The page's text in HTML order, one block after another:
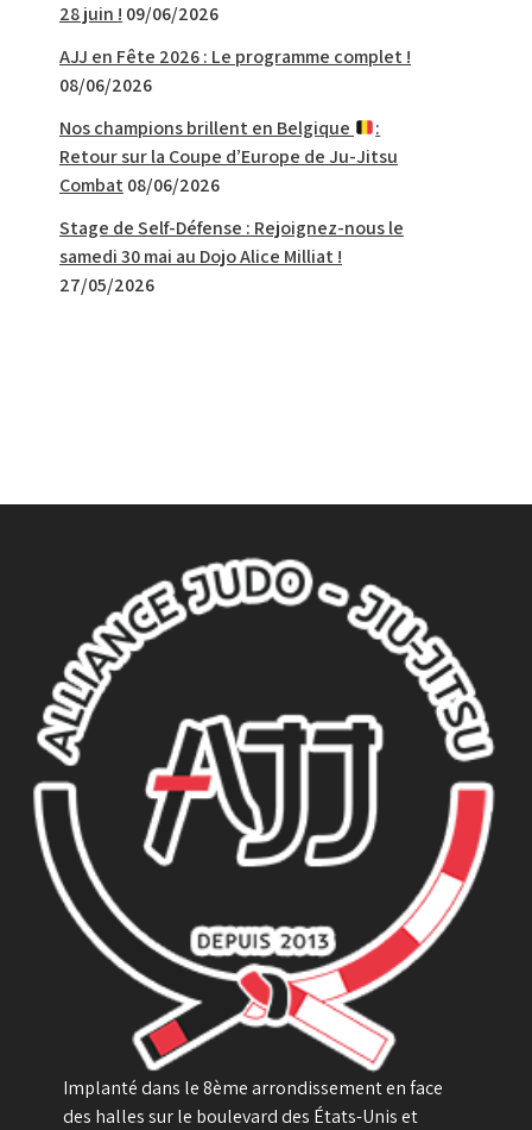
28 juin ! 09/06/2026
AJJ en Fête 2026 : Le programme complet !
08/06/2026
Nos champions brillent en Belgique
:
Retour sur la Coupe d’Europe de Ju-Jitsu
Combat 08/06/2026
Stage de Self-Défense : Rejoignez-nous le
samedi 30 mai au Dojo Alice Milliat !
27/05/2026
Implanté dans le 8ème arrondissement en face
des halles sur le boulevard des États-Unis et